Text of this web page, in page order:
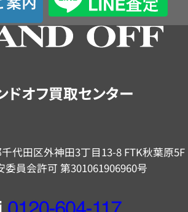
ドオフ買取センター
代田区外神田3丁目13-8 FTK秋葉原5F
委員会許可 第301061906960号